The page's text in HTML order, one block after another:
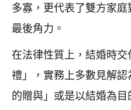
多寡，更代表了雙方家
最後角力。
在法律性質上，結婚時
禮」，實務上多數見解
的贈與」或是以結婚為